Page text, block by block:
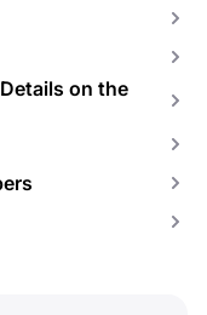
on the